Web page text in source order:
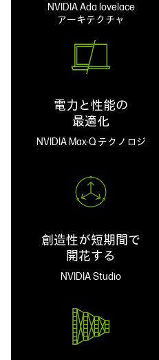
NVIDIA Ada lovelace
アーキテクチャ
電力と性能の
最適化
NVIDIA Max-Q テクノロジ
創造性が短期間で
開花する
NVIDIA Studio